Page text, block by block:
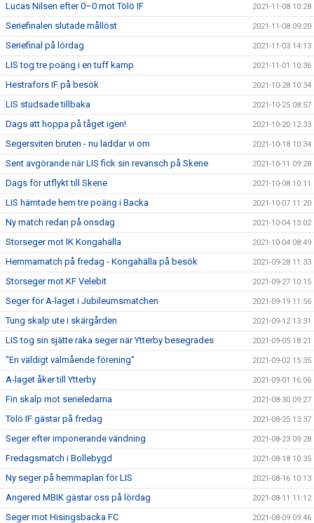
Lucas Nilsen efter 0–0 mot Tölö IF 2021-11-08 10:28
Seriefinalen slutade mållöst 2021-11-08 09:20
Seriefinal på lördag 2021-11-03 14:13
LIS tog tre poäng i en tuff kamp 2021-11-01 10:36
Hestrafors IF på besök 2021-10-28 10:34
LIS studsade tillbaka 2021-10-25 08:57
Dags att hoppa på tåget igen! 2021-10-20 12:33
Segersviten bruten - nu laddar vi om 2021-10-18 10:34
Sent avgörande när LIS fick sin revansch på Skene 2021-10-11 09:28
Dags för utflykt till Skene 2021-10-08 10:11
LIS hämtade hem tre poäng i Backa 2021-10-07 11:20
Ny match redan på onsdag 2021-10-04 13:02
Storseger mot IK Kongahälla 2021-10-04 08:49
Hemmamatch på fredag - Kongahälla på besök 2021-09-28 11:33
Storseger mot KF Velebit 2021-09-27 10:15
Seger för A-laget i Jubileumsmatchen 2021-09-19 11:56
Tung skalp ute i skärgården 2021-09-12 13:31
LIS tog sin sjätte raka seger när Ytterby besegrades 2021-09-05 18:21
"En väldigt välmående förening" 2021-09-02 15:35
A-laget åker till Ytterby 2021-09-01 16:06
Fin skalp mot serieledarna 2021-08-30 09:27
Tölö IF gästar på fredag 2021-08-25 13:37
Seger efter imponerande vändning 2021-08-23 09:28
Fredagsmatch i Bollebygd 2021-08-18 10:35
Ny seger på hemmaplan för LIS 2021-08-16 10:13
Angered MBIK gästar oss på lördag 2021-08-11 11:12
Seger mot Hisingsbacka FC 2021-08-09 09:46